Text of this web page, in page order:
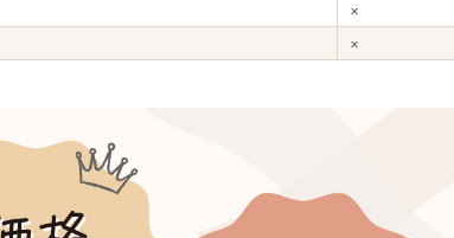
×
×